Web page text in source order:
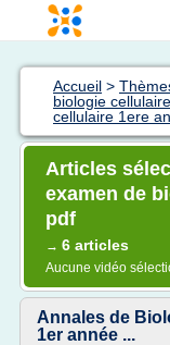
Accueil >
biologie
cellulaire 1ere
Articles
examen de
pdf
→ 6 articles
Aucune vidéo
Annales de
1er année ...